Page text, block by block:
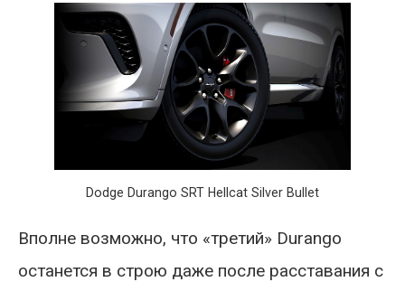
Dodge Durango SRT Hellcat Silver Bullet
Вполне возможно, что «третий» Durango
останется в строю даже после расставания с